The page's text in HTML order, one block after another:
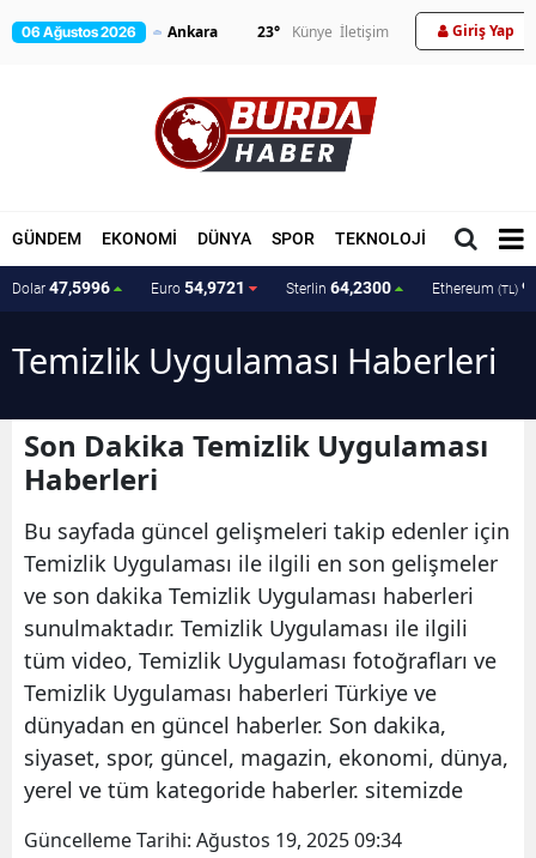
06 Ağustos 2026 23° Künye İletişim Giriş Yap
GÜNDEM EKONOMİ DÜNYA SPOR TEKNOLOJİ MAGAZİN
Dolar 47,5996 Euro 54,9721 Sterlin 64,2300 Ethereum (TL)
Temizlik Uygulaması Haberleri
Son Dakika Temizlik Uygulaması
Haberleri
Bu sayfada güncel gelişmeleri takip edenler için
Temizlik Uygulaması ile ilgili en son gelişmeler
ve son dakika Temizlik Uygulaması haberleri
sunulmaktadır. Temizlik Uygulaması ile ilgili
tüm video, Temizlik Uygulaması fotoğrafları ve
Temizlik Uygulaması haberleri Türkiye ve
dünyadan en güncel haberler. Son dakika,
siyaset, spor, güncel, magazin, ekonomi, dünya,
yerel ve tüm kategoride haberler. sitemizde
Güncelleme Tarihi: Ağustos 19, 2025 09:34